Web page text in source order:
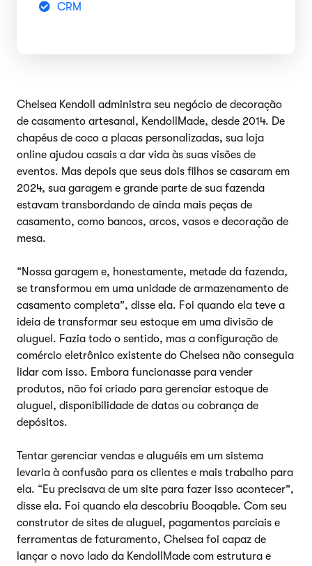
CRM
Chelsea Kendoll administra seu negócio de decoração
de casamento artesanal, KendollMade, desde 2014. De
chapéus de coco a placas personalizadas, sua loja
online ajudou casais a dar vida às suas visões de
eventos. Mas depois que seus dois filhos se casaram em
2024, sua garagem e grande parte de sua fazenda
estavam transbordando de ainda mais peças de
casamento, como bancos, arcos, vasos e decoração de
mesa.
“Nossa garagem e, honestamente, metade da fazenda,
se transformou em uma unidade de armazenamento de
casamento completa”, disse ela. Foi quando ela teve a
ideia de transformar seu estoque em uma divisão de
aluguel. Fazia todo o sentido, mas a configuração de
comércio eletrônico existente do Chelsea não conseguia
lidar com isso. Embora funcionasse para vender
produtos, não foi criado para gerenciar estoque de
aluguel, disponibilidade de datas ou cobrança de
depósitos.
Tentar gerenciar vendas e aluguéis em um sistema
levaria à confusão para os clientes e mais trabalho para
ela. “Eu precisava de um site para fazer isso acontecer”,
disse ela. Foi quando ela descobriu Booqable. Com seu
construtor de sites de aluguel, pagamentos parciais e
ferramentas de faturamento, Chelsea foi capaz de
lançar o novo lado da KendollMade com estrutura e